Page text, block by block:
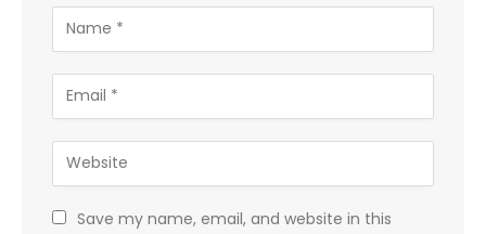
Save my name, email, and website in this